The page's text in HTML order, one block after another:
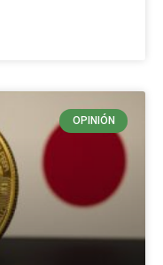
OPINIÓN